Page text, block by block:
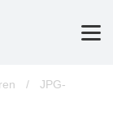
/
JPG-